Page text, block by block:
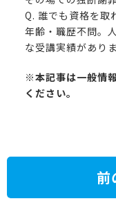
Q. 誰でも資格を取
年齢・職歴不問。
な受講実績がありま
※本記事は一般情
ください。
前